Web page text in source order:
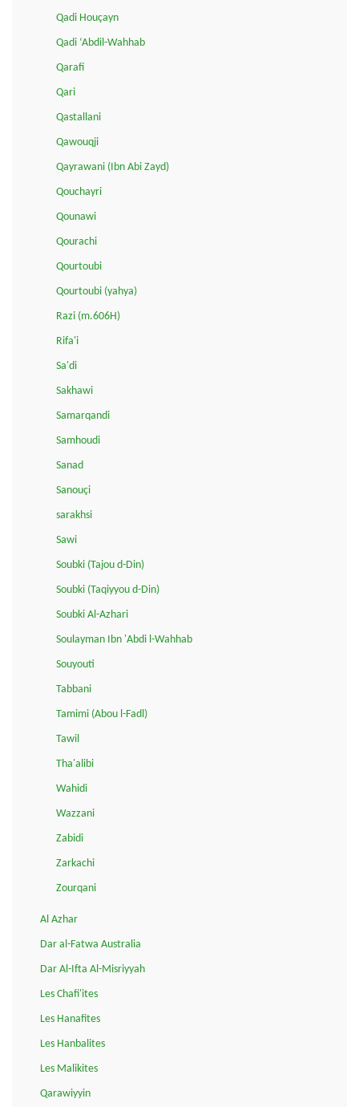
Qadi Houçayn
Qadi ‘Abdil-Wahhab
Qarafi
Qari
Qastallani
Qawouqji
Qayrawani (Ibn Abi Zayd)
Qouchayri
Qounawi
Qourachi
Qourtoubi
Qourtoubi (yahya)
Razi (m.606H)
Rifa'i
Sa'di
Sakhawi
Samarqandi
Samhoudi
Sanad
Sanouçi
sarakhsi
Sawi
Soubki (Tajou d-Din)
Soubki (Taqiyyou d-Din)
Soubki Al-Azhari
Soulayman Ibn 'Abdi l-Wahhab
Souyouti
Tabbani
Tamimi (Abou l-Fadl)
Tawil
Tha'alibi
Wahidi
Wazzani
Zabidi
Zarkachi
Zourqani
Al Azhar
Dar al-Fatwa Australia
Dar Al-Ifta Al-Misriyyah
Les Chafi'ites
Les Hanafites
Les Hanbalites
Les Malikites
Qarawiyyin